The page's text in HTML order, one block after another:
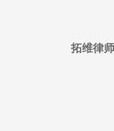
拓维律